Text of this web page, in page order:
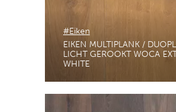
#Eiken
EIKEN MULTIPLANK /
LICHT GEROOKT WOCA
WHITE